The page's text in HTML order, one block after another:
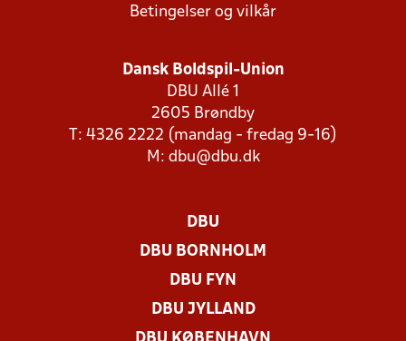
Betingelser og vilkår
Dansk Boldspil-Union
DBU Allé 1
2605 Brøndby
T: 4326 2222 (mandag - fredag 9-16)
M: dbu@dbu.dk
DBU
DBU BORNHOLM
DBU FYN
DBU JYLLAND